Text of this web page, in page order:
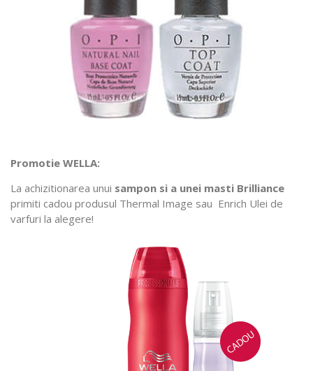
Promotie WELLA:
La achizitionarea unui sampon si a unei masti Brilliance
primiti cadou produsul Thermal Image sau Enrich Ulei de
varfuri la alegere!